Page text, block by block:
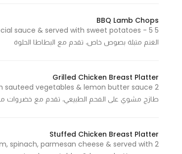
BBQ Lamb Chops
الغنم متبلة بصوص خاص، تقدم مع البطاطا الحلوة
Grilled Chicken Breast Platter
طازج مشوي على الفحم الطبيعي، تقدم مع خضروات
Stuffed Chicken Breast Platter
spinach, parmesan cheese & served with